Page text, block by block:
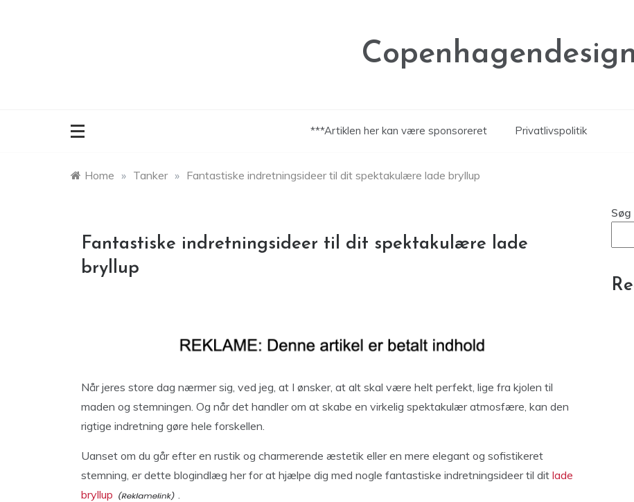
***Artiklen her kan være sponsoreret Privatlivspolitik
Home » Tanker » Fantastiske indretningsideer til dit spektakulære lade bryllup
Fantastiske indretningsideer til dit spektakulære lade
bryllup
Når jeres store dag nærmer sig, ved jeg, at I ønsker, at alt skal være helt perfekt, lige fra kjolen til
maden og stemningen. Og når det handler om at skabe en virkelig spektakulær atmosfære, kan den
rigtige indretning gøre hele forskellen.
Uanset om du går efter en rustik og charmerende æstetik eller en mere elegant og sofistikeret
stemning, er dette blogindlæg her for at hjælpe dig med nogle fantastiske indretningsideer til dit lade
bryllup
.
Søg